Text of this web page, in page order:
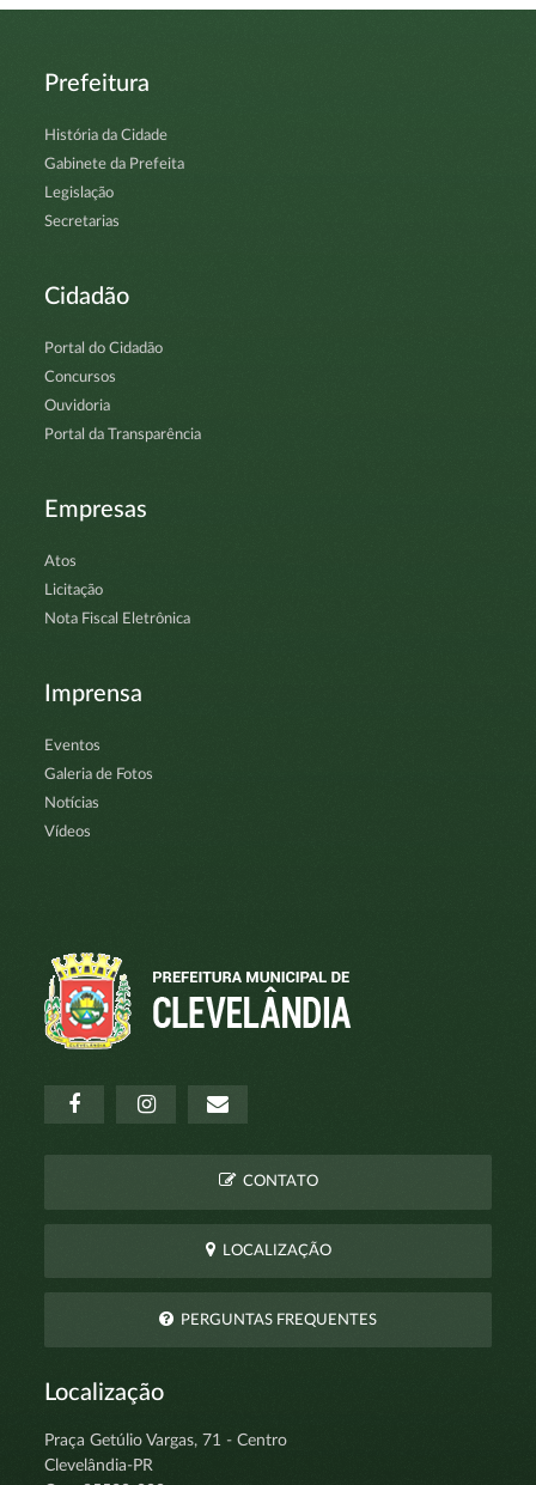
Prefeitura
História da Cidade
Gabinete da Prefeita
Legislação
Secretarias
Cidadão
Portal do Cidadão
Concursos
Ouvidoria
Portal da Transparência
Empresas
Atos
Licitação
Nota Fiscal Eletrônica
Imprensa
Eventos
Galeria de Fotos
Notícias
Vídeos
CONTATO
LOCALIZAÇÃO
PERGUNTAS FREQUENTES
Localização
Praça Getúlio Vargas, 71 - Centro
Clevelândia-PR